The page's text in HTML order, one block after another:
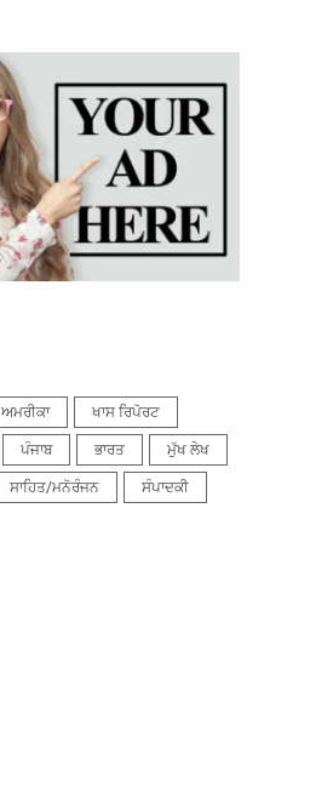
ਅਮਰੀਕਾ ਖਾਸ ਰਿਪੋਰਟ
ਪੰਜਾਬ ਭਾਰਤ ਮੁੱਖ ਲੇਖ
ਸਾਹਿਤ/ਮਨੋਰੰਜਨ ਸੰਪਾਦਕੀ